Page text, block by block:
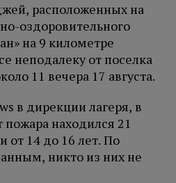
расположенных на
оздоровительного
на 9 километре
неподалеку от поселка
11 вечера 17 августа.
в дирекции лагеря, в
находился 21
от 14 до 16 лет. По
никто из них не